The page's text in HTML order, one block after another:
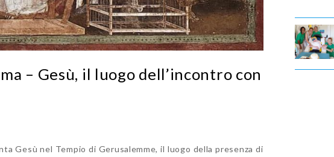
– Gesù, il luogo dell’incontro con
Gesù nel Tempio di Gerusalemme, il luogo della presenza di